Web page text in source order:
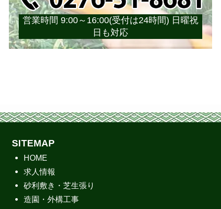
営業時間 9:00～16:00(受付は24時間) 日曜祝
日も対応
SITEMAP
HOME
求人情報
砂利敷き・芝生張り
造園・外構工事